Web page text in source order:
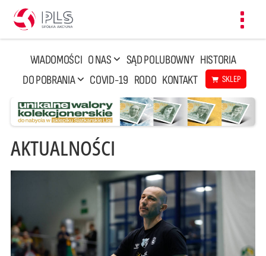
WIADOMOŚCI O NAS SĄD POLUBOWNY HISTORIA
DO POBRANIA
COVID-19 RODO KONTAKT SKLEP
AKTUALNOŚCI